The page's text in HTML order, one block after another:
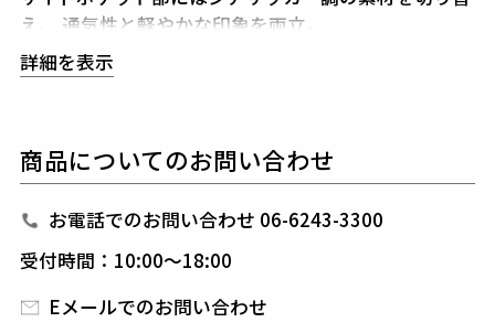
え、 通気性と軽やかな印象を両立。
プレイ時の快適さを維持しながら、視覚的にも洗練さ
れたコントラストを実現。
す。
さらに、背面の右ポケットには「1PIU1UGUALE3 AD
P10」の刺繍を添え、後ろ姿にも抜かりない完成度。
適度なリラックス感のあるシルエットながら、洗練さ
れた印象。
ゴルフシーンはもちろん、都会的なカジュアルスタイ
詳細を表示
商品についてのお問い合わせ
お電話でのお問い合わせ 06-6243-3300
受付時間：10:00～18:00
Eメールでのお問い合わせ